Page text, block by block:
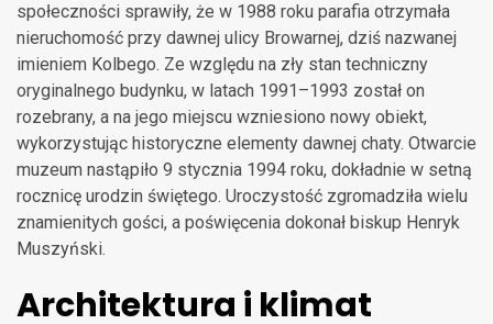
społeczności sprawiły, że w 1988 roku parafia otrzymała
nieruchomość przy dawnej ulicy Browarnej, dziś nazwanej
imieniem Kolbego. Ze względu na zły stan techniczny
oryginalnego budynku, w latach 1991–1993 został on
rozebrany, a na jego miejscu wzniesiono nowy obiekt,
wykorzystując historyczne elementy dawnej chaty. Otwarcie
muzeum nastąpiło 9 stycznia 1994 roku, dokładnie w setną
rocznicę urodzin świętego. Uroczystość zgromadziła wielu
znamienitych gości, a poświęcenia dokonał biskup Henryk
Muszyński.
Architektura i klimat